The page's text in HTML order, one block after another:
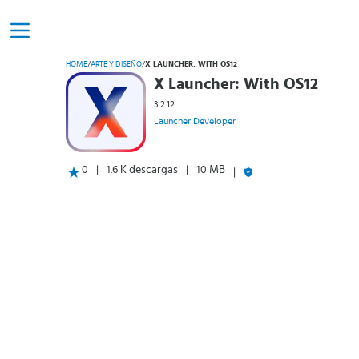
HOME/ARTE Y DISEÑO/X LAUNCHER: WITH OS12
X Launcher: With OS12
3.2.12
Launcher Developer
0 1.6 K descargas 10 MB